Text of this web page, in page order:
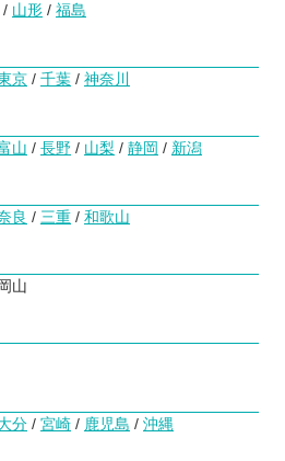
/ 山形 / 福島
京 / 千葉 / 神奈川
山 / 長野 / 山梨 / 静岡 / 新潟
良 / 三重 / 和歌山
山
分 / 宮崎 / 鹿児島 / 沖縄